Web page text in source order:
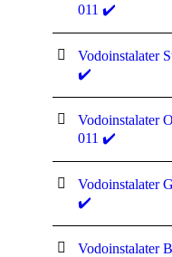
011 ✔️
Vodoinstalater
✔️
Vodoinstalater
011 ✔️
Vodoinstalater
✔️
Vodoinstalater